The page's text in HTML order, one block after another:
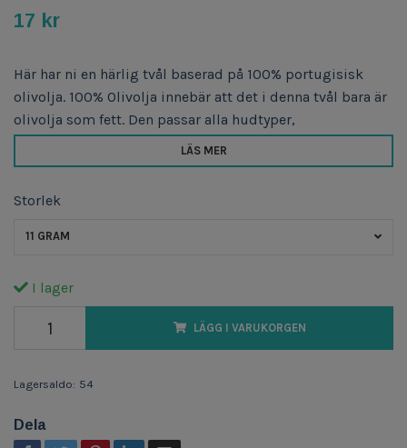
17 kr
Här har ni en härlig tvål baserad på 100% portugisisk
olivolja. 100% Olivolja innebär att det i denna tvål bara är
olivolja som fett. Den passar alla hudtyper,
LÄS MER
Storlek
11 GRAM
I lager
LÄGG I VARUKORGEN
Lagersaldo: 54
Dela